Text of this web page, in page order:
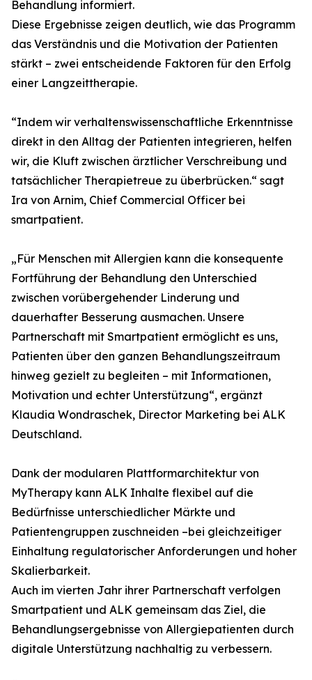
Behandlung informiert.
Diese Ergebnisse zeigen deutlich, wie das Programm
das Verständnis und die Motivation der Patienten
stärkt – zwei entscheidende Faktoren für den Erfolg
einer Langzeittherapie.
“Indem wir verhaltenswissenschaftliche Erkenntnisse
direkt in den Alltag der Patienten integrieren, helfen
wir, die Kluft zwischen ärztlicher Verschreibung und
tatsächlicher Therapietreue zu überbrücken.“ sagt
Ira von Arnim, Chief Commercial Officer bei
smartpatient.
„Für Menschen mit Allergien kann die konsequente
Fortführung der Behandlung den Unterschied
zwischen vorübergehender Linderung und
dauerhafter Besserung ausmachen. Unsere
Partnerschaft mit Smartpatient ermöglicht es uns,
Patienten über den ganzen Behandlungszeitraum
hinweg gezielt zu begleiten – mit Informationen,
Motivation und echter Unterstützung“, ergänzt
Klaudia Wondraschek, Director Marketing bei ALK
Deutschland.
Dank der modularen Plattformarchitektur von
MyTherapy kann ALK Inhalte flexibel auf die
Bedürfnisse unterschiedlicher Märkte und
Patientengruppen zuschneiden –bei gleichzeitiger
Einhaltung regulatorischer Anforderungen und hoher
Skalierbarkeit.
Auch im vierten Jahr ihrer Partnerschaft verfolgen
Smartpatient und ALK gemeinsam das Ziel, die
Behandlungsergebnisse von Allergiepatienten durch
digitale Unterstützung nachhaltig zu verbessern.